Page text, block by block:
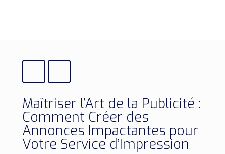
Maîtriser l’Art de la Publicité :
Comment Créer des
Annonces Impactantes pour
Votre Service d’Impression